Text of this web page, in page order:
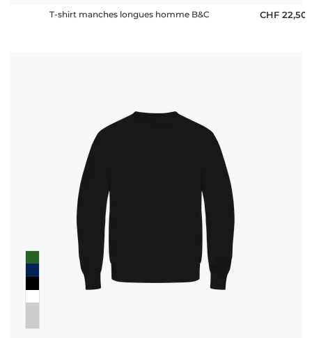
T-shirt manches longues homme B&C CHF 22,50